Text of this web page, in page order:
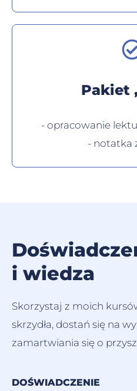
Pakiet
- opracowanie
- notatka
i wiedza
Skorzystaj z moich
skrzydła, dostań się na
zamartwiania się o
DOŚWIADCZENIE